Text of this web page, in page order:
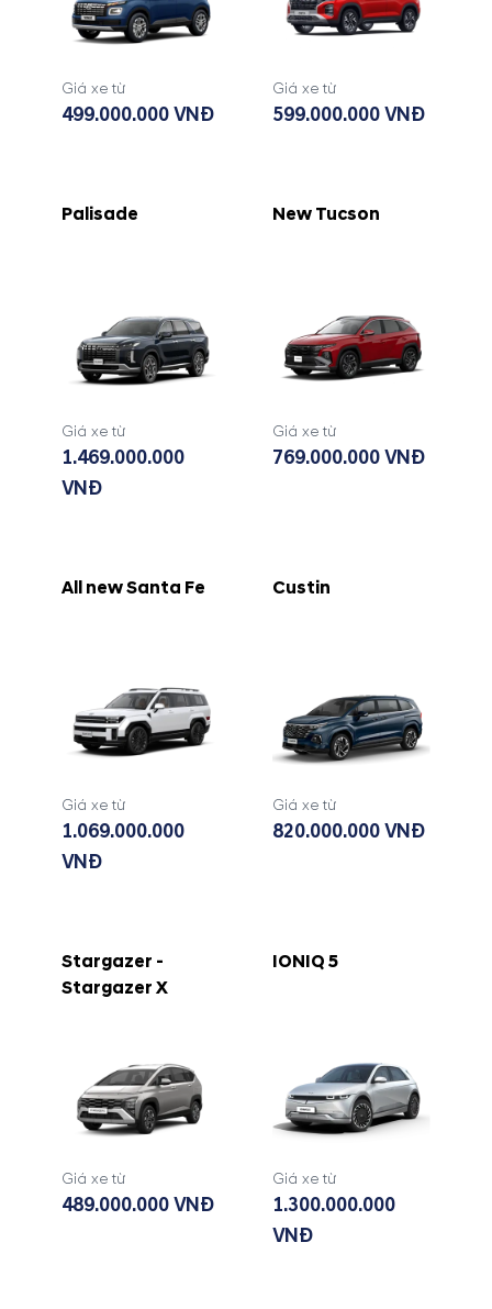
Giá xe từ
499.000.000 VNĐ
Giá xe từ
599.000.000 VNĐ
Palisade
Giá xe từ
1.469.000.000
VNĐ
New Tucson
Giá xe từ
769.000.000 VNĐ
All new Santa Fe
Giá xe từ
1.069.000.000
VNĐ
Custin
Giá xe từ
820.000.000 VNĐ
Stargazer -
Stargazer X
Giá xe từ
489.000.000 VNĐ
IONIQ 5
Giá xe từ
1.300.000.000
VNĐ